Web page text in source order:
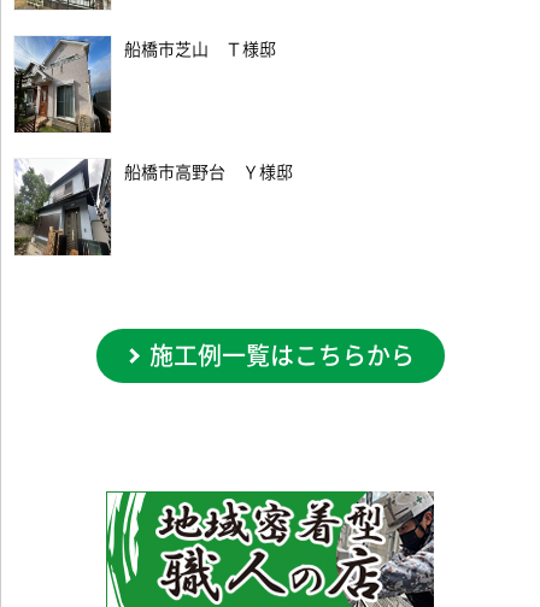
船橋市芝山 Ｔ様邸
船橋市高野台 Ｙ様邸
施工例一覧はこちらから